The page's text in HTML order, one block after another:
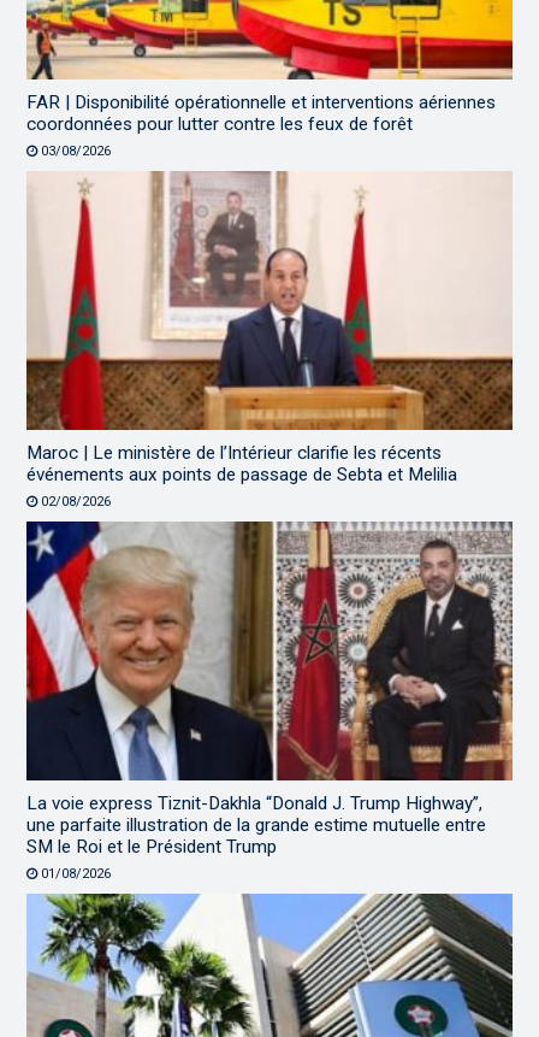
FAR | Disponibilité opérationnelle et interventions aériennes
coordonnées pour lutter contre les feux de forêt
03/08/2026
Maroc | Le ministère de l’Intérieur clarifie les récents
événements aux points de passage de Sebta et Melilia
02/08/2026
La voie express Tiznit-Dakhla “Donald J. Trump Highway”,
une parfaite illustration de la grande estime mutuelle entre
SM le Roi et le Président Trump
01/08/2026